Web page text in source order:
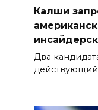
Калши
Два
действующий